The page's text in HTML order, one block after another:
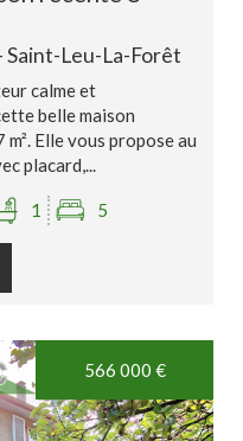
Saint-Leu-La-Forêt
calme et
belle maison
Elle vous propose au
placard,...
1 5
566 000 €